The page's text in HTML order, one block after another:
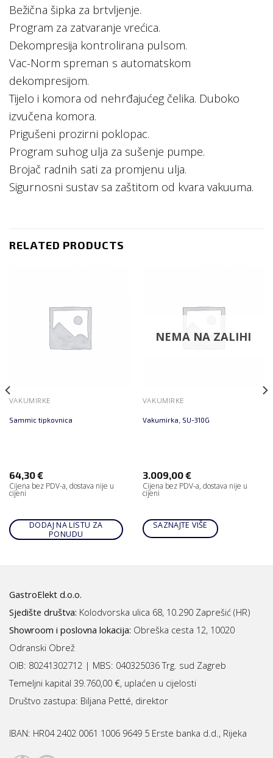
Bežična šipka za brtvljenje.
Program za zatvaranje vrećica.
Dekompresija kontrolirana pulsom.
Vac-Norm spreman s automatskom
dekompresijom.
Tijelo i komora od nehrđajućeg čelika. Duboko
izvučena komora.
Prigušeni prozirni poklopac.
Program suhog ulja za sušenje pumpe.
Brojač radnih sati za promjenu ulja.
Sigurnosni sustav sa zaštitom od kvara vakuuma.
RELATED PRODUCTS
VAKUMIRKE
Sammic tipkovnica
64,30€
Cijena bez PDV-a, dostava nije u
cijeni
DODAJ NA LISTU ZA
PONUDU
NEMA NA ZALIHI
VAKUMIRKE
Vakumirka, SU-310G
3.009,00€
Cijena bez PDV-a, dostava nije u
cijeni
SAZNAJTE VIŠE
GastroElekt d.o.o.
Sjedište društva: Kolodvorska ulica 68, 10.290 Zaprešić (HR)
Showroom i poslovna lokacija: Obreška cesta 12, 10020
Odranski Obrež
OIB: 80241302712 | MBS: 040325036 Trg. sud Zagreb
Temeljni kapital 39.760,00 €, uplaćen u cijelosti
Društvo zastupa: Biljana Petté, direktor
IBAN: HR04 2402 0061 1006 9649 5 Erste banka d.d., Rijeka